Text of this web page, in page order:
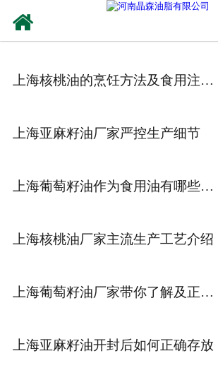
上海核桃油的烹饪方法及食用注意事项
上海亚麻籽油厂家严控生产细节
上海葡萄籽油作为食用油有哪些优势
上海核桃油厂家主流生产工艺介绍
上海葡萄籽油厂家带你了解及正确食用葡萄籽油
上海亚麻籽油开封后如何正确存放